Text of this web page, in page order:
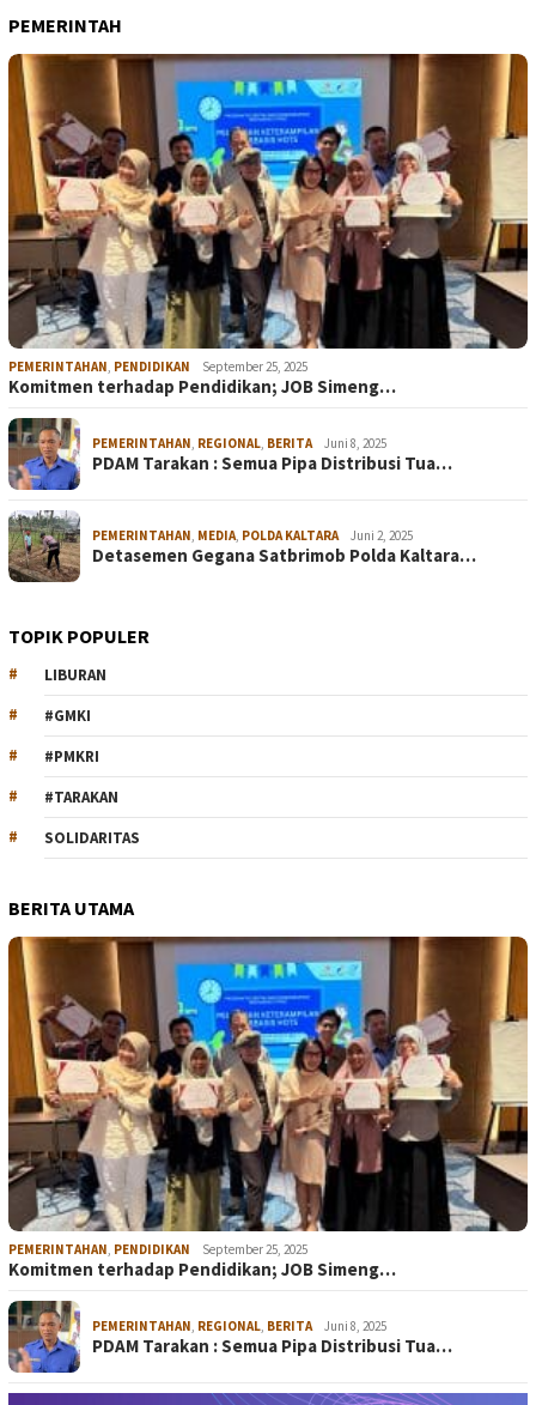
PEMERINTAH
PEMERINTAHAN, PENDIDIKAN September 25, 2025
Komitmen terhadap Pendidikan; JOB Simeng…
PEMERINTAHAN, REGIONAL, BERITA Juni 8, 2025
PDAM Tarakan : Semua Pipa Distribusi Tua…
PEMERINTAHAN, MEDIA, POLDA KALTARA Juni 2, 2025
Detasemen Gegana Satbrimob Polda Kaltara…
TOPIK POPULER
LIBURAN
#GMKI
#PMKRI
#TARAKAN
SOLIDARITAS
BERITA UTAMA
PEMERINTAHAN, PENDIDIKAN September 25, 2025
Komitmen terhadap Pendidikan; JOB Simeng…
PEMERINTAHAN, REGIONAL, BERITA Juni 8, 2025
PDAM Tarakan : Semua Pipa Distribusi Tua…